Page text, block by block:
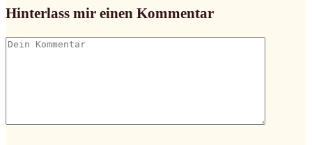
Hinterlass mir einen Kommentar